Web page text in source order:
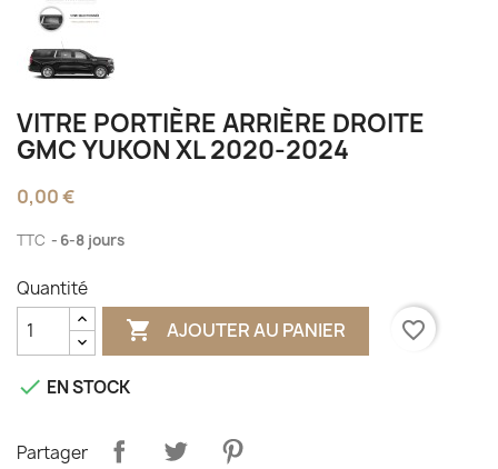
VITRE PORTIÈRE ARRIÈRE DROITE
GMC YUKON XL 2020-2024
0,00 €
TTC 6-8 jours
Quantité
 AJOUTER AU PANIER favorite_border
 EN STOCK
Partager